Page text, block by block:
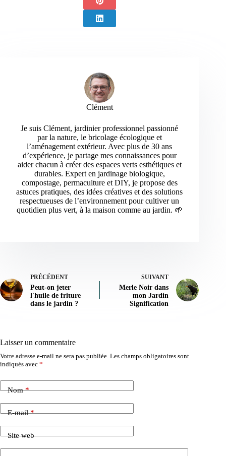
Clément
Je suis Clément, jardinier professionnel passionné
par la nature, le bricolage écologique et
l’aménagement extérieur. Avec plus de 30 ans
d’expérience, je partage mes connaissances pour
aider chacun à créer des espaces verts esthétiques et
durables. Expert en jardinage biologique,
compostage, permaculture et DIY, je propose des
astuces pratiques, des idées créatives et des solutions
respectueuses de l’environnement pour cultiver un
quotidien plus vert, à la maison comme au jardin. 🌱
PRÉCÉDENT
Peut-on jeter
l'huile de friture
dans le jardin ?
SUIVANT
Merle Noir dans
mon Jardin
Signification
Laisser un commentaire
Votre adresse e-mail ne sera pas publiée. Les champs obligatoires sont
indiqués avec *
Nom*
E-mail*
Site web